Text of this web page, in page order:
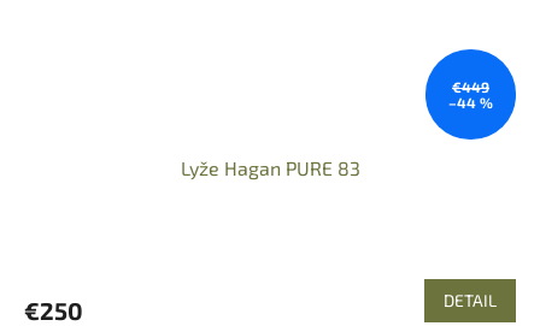
€449
–44 %
Lyže Hagan PURE 83
€250 DETAIL